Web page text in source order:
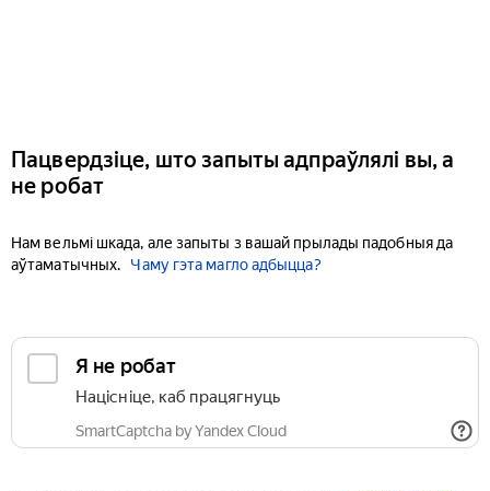
Пацвердзіце, што запыты адпраўлялі вы, а
не робат
Нам вельмі шкада, але запыты з вашай прылады падобныя да
аўтаматычных.
Чаму гэта магло адбыцца?
Я не робат
Націсніце, каб працягнуць
SmartCaptcha by Yandex Cloud